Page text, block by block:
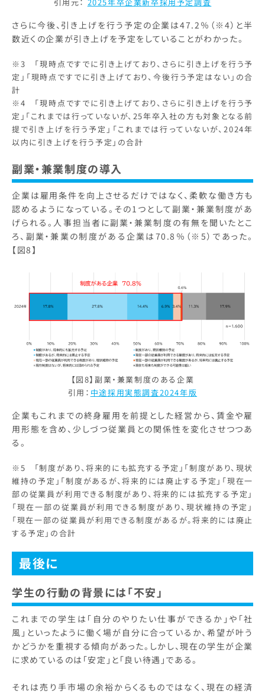
さらに今後、引き上げを行う予定の企業は47.2％（※4）と半
数近くの企業が引き上げを予定をしていることがわかった。
※3 「現時点ですでに引き上げており、さらに引き上げを行う予
定」「現時点ですでに引き上げており、今後行う予定はない」の合
計
※4 「現時点ですでに引き上げており、さらに引き上げを行う予
定」「これまでは行っていないが、25年卒入社の方も対象となる前
提で引き上げを行う予定」「これまでは行っていないが、2024年
以内に引き上げを行う予定」の合計
副業・兼業制度の導入
企業は雇用条件を向上させるだけではなく、柔軟な働き方も
認めるようになっている。その1つとして副業・兼業制度があ
げられる。人事担当者に副業・兼業制度の有無を聞いたとこ
ろ、副業・兼業の制度がある企業は70.8％（※5）であった。
【図8】
【図8】副業・兼業制度のある企業
引用： 中途採用実態調査2024年版
企業もこれまでの終身雇用を前提とした経営から、賃金や雇
用形態を含め、少しづつ従業員との関係性を変化させつつあ
る。
※5 「制度があり、将来的にも拡充する予定」「制度があり、現状
維持の予定」「制度があるが、将来的には廃止する予定」「現在一
部の従業員が利用できる制度があり、将来的には拡充する予定」
「現在一部の従業員が利用できる制度があり、現状維持の予定」
「現在一部の従業員が利用できる制度があるが。将来的には廃止
する予定」の合計
最後に
学生の行動の背景には「不安」
これまでの学生は「自分のやりたい仕事ができるか」や「社
風」といったように働く場が自分に合っているか、希望が叶う
かどうかを重視する傾向があった。しかし、現在の学生が企業
に求めているのは「安定」と「良い待遇」である。
それは売り手市場の余裕からくるものではなく、現在の経済